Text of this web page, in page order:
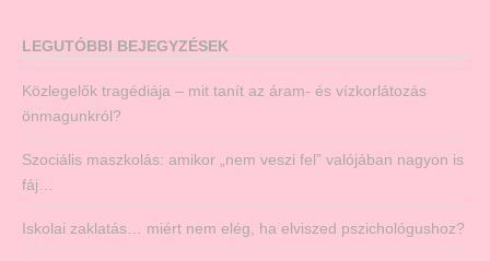
LEGUTÓBBI BEJEGYZÉSEK
Közlegelők tragédiája – mit tanít az áram- és vízkorlátozás
önmagunkról?
Szociális maszkolás: amikor „nem veszi fel” valójában nagyon is
fáj…
Iskolai zaklatás… miért nem elég, ha elviszed pszichológushoz?